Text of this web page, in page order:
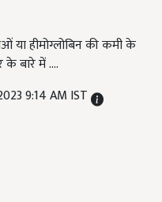
या हीमोग्लोबिन की कमी के
के बारे में ….
9:14 AM IST